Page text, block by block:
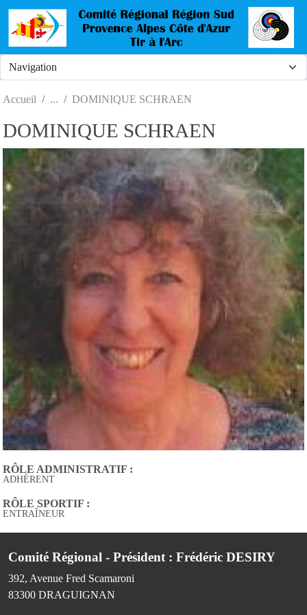
Accueil DOMINIQUE SCHRAEN
DOMINIQUE SCHRAEN
RÔLE ADMINISTRATIF :
ADHÉRENT
RÔLE SPORTIF :
ENTRAÎNEUR
Comité Régional - Président : Frédéric DESIRY
392, Avenue Fred Scamaroni
83300 DRAGUIGNAN
Panneau de gestion des cookies